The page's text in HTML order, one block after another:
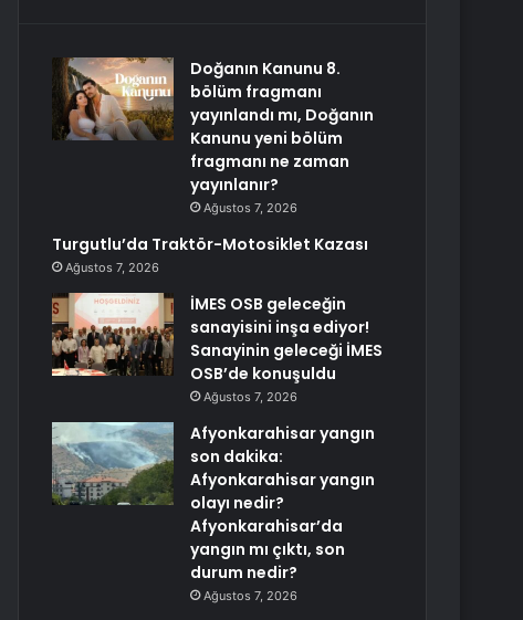
Doğanın Kanunu 8.
bölüm fragmanı
yayınlandı mı, Doğanın
Kanunu yeni bölüm
fragmanı ne zaman
yayınlanır?
Ağustos 7, 2026
Turgutlu’da Traktör-Motosiklet Kazası
Ağustos 7, 2026
İMES OSB geleceğin
sanayisini inşa ediyor!
Sanayinin geleceği İMES
OSB’de konuşuldu
Ağustos 7, 2026
Afyonkarahisar yangın
son dakika:
Afyonkarahisar yangın
olayı nedir?
Afyonkarahisar’da
yangın mı çıktı, son
durum nedir?
Ağustos 7, 2026